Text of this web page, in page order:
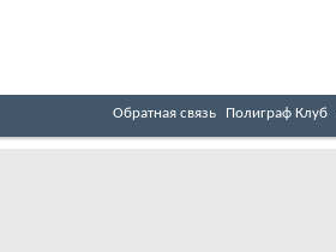
Обратная связь Полиграф Клуб